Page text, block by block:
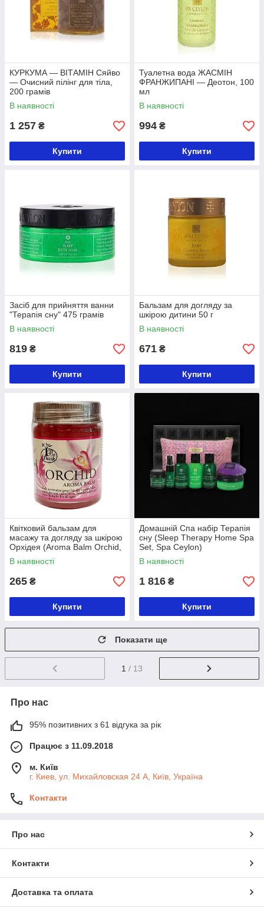
КУРКУМА — ВІТАМІН Сяйво
— Очисний пілінг для тіла,
200 грамів
В наявності
1 257 ₴
Купити
Туалетна вода ЖАСМІН
ФРАНЖИПАНІ — Деотон, 100
мл
В наявності
994 ₴
Купити
Засіб для прийняття ванни
"Терапія сну" 475 грамів
В наявності
819 ₴
Купити
Бальзам для догляду за
шкірою дитини 50 г
В наявності
671 ₴
Купити
Квітковий бальзам для
масажу та догляду за шкірою
Орхідея (Aroma Balm Orchid,
Be Thank) 30 грамів
В наявності
265 ₴
Купити
Домашній Спа набір Терапія
сну (Sleep Therapy Home Spa
Set, Spa Ceylon)
В наявності
1 816 ₴
Купити
Показати ще
1 / 13
Про нас
95% позитивних з 61 відгука за рік
Працює з 11.09.2018
м. Київ
г. Киев, ул. Михайловская 24 А, Київ, Україна
Контакти
Про нас
Контакти
Доставка та оплата